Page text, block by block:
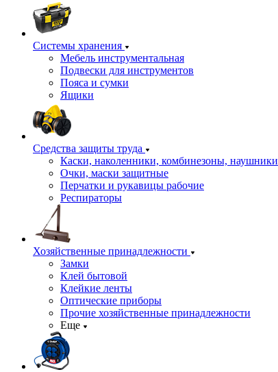
Системы хранения
Мебель инструментальная
Подвески для инструментов
Пояса и сумки
Ящики
Средства защиты труда
Каски, наколенники, комбинезоны, наушники
Очки, маски защитные
Перчатки и рукавицы рабочие
Респираторы
Хозяйственные принадлежности
Замки
Клей бытовой
Клейкие ленты
Оптические приборы
Прочие хозяйственные принадлежности
Еще